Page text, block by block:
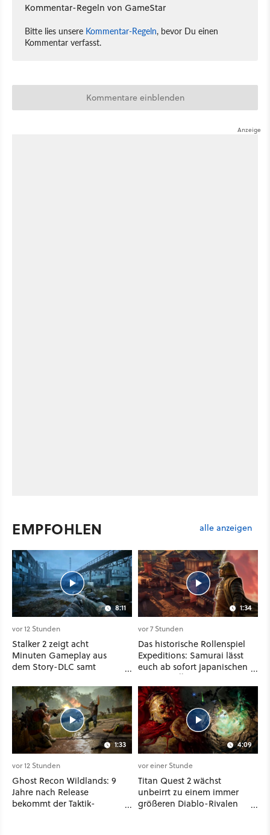
Kommentar-Regeln von GameStar
Bitte lies unsere Kommentar-Regeln, bevor Du einen
Kommentar verfasst.
Kommentare einblenden
EMPFOHLEN alle anzeigen
8:11
vor 12 Stunden
Stalker 2 zeigt acht
Minuten Gameplay aus
dem Story-DLC samt
Gegnern
1:34
vor 7 Stunden
Das historische Rollenspiel
Expeditions: Samurai lässt
euch ab sofort japanischen
Sengoku-Ära aufmischen -
wahlweise mit Gewalt oder
Diplomatie
1:33
vor 12 Stunden
Ghost Recon Wildlands: 9
Jahre nach Release
bekommt der Taktik-
4:09
vor einer Stunde
Titan Quest 2 wächst
unbeirrt zu einem immer
größeren Diablo-Rivalen